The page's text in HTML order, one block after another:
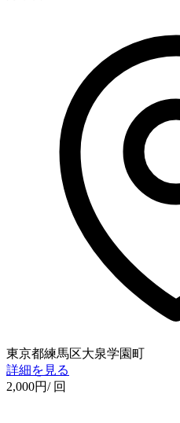
東京都練馬区大泉学園町
詳細を見る
2,000円/ 回